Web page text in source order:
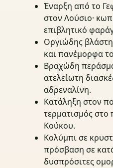
Έναρξη από το
στον Λούσιο·
επιβλητικό
Οργιώδης
και πανέμορφα
Βραχώδη
ατελείωτη
αδρεναλίνη.
Κατάληξη στον
τερματισμός στο
Κούκου.
Κολύμπι σε
πρόσβαση σε
δυσπρόσιτες